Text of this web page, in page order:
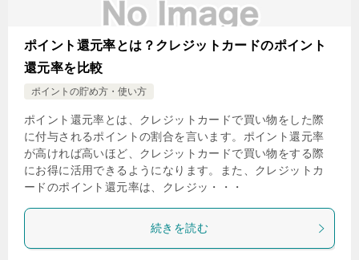
ポイント還元率とは？クレジットカードのポイント
還元率を比較
ポイントの貯め方・使い方
ポイント還元率とは、クレジットカードで買い物をした際
に付与されるポイントの割合を言います。ポイント還元率
が高ければ高いほど、クレジットカードで買い物をする際
にお得に活用できるようになります。また、クレジットカ
ードのポイント還元率は、クレジッ・・・
続きを読む